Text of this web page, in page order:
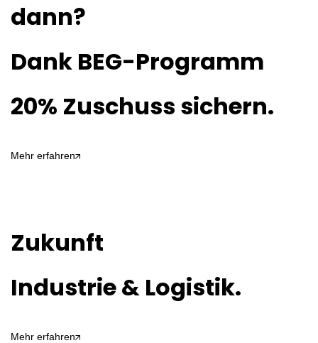
dann?
Dank BEG-Programm
20% Zuschuss sichern.
Mehr erfahren
Zukunft
Industrie & Logistik.
Mehr erfahren